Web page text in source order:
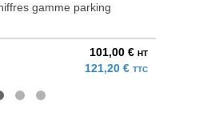
gamme parking
101,00 € HT
121,20 € TTC